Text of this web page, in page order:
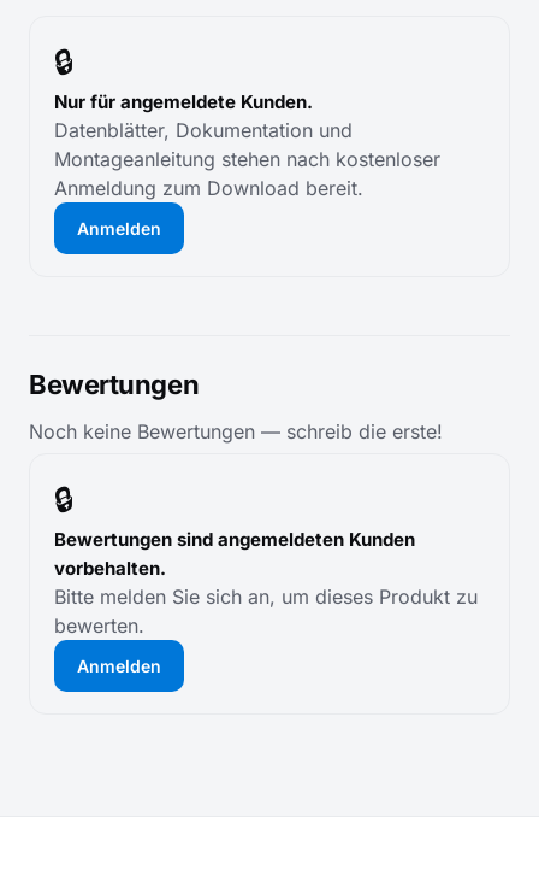
🔒
Nur für angemeldete Kunden.
Datenblätter, Dokumentation und
Montageanleitung stehen nach kostenloser
Anmeldung zum Download bereit.
Anmelden
Bewertungen
Noch keine Bewertungen — schreib die erste!
🔒
Bewertungen sind angemeldeten Kunden
vorbehalten.
Bitte melden Sie sich an, um dieses Produkt zu
bewerten.
Anmelden